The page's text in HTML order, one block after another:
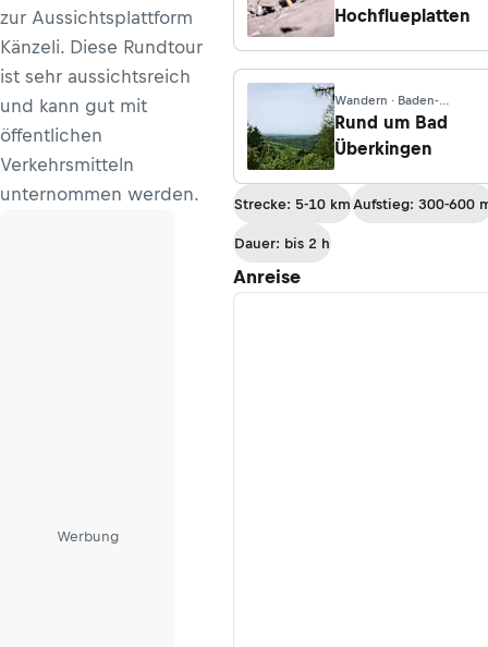
zur Aussichtsplattform
Känzeli. Diese Rundtour
ist sehr aussichtsreich
und kann gut mit
öffentlichen
Verkehrsmitteln
unternommen werden.
Werbung
Hochflueplatten
Wandern · Baden-
Württemberg
Rund um Bad
Überkingen
Strecke: 5-10 km Aufstieg: 300-600
Dauer: bis 2 h
Anreise